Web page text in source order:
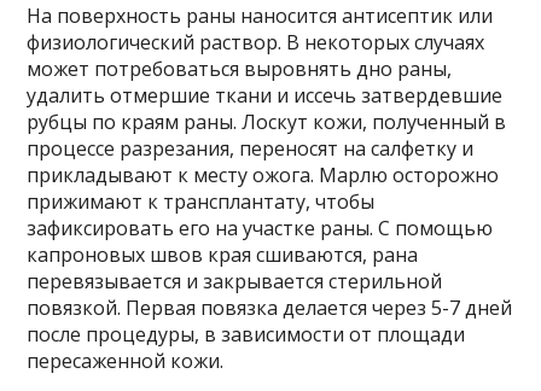
На поверхность раны наносится антисептик или
физиологический раствор. В некоторых случаях
может потребоваться выровнять дно раны,
удалить отмершие ткани и иссечь затвердевшие
рубцы по краям раны. Лоскут кожи, полученный в
процессе разрезания, переносят на салфетку и
прикладывают к месту ожога. Марлю осторожно
прижимают к трансплантату, чтобы
зафиксировать его на участке раны. С помощью
капроновых швов края сшиваются, рана
перевязывается и закрывается стерильной
повязкой. Первая повязка делается через 5-7 дней
после процедуры, в зависимости от площади
пересаженной кожи.